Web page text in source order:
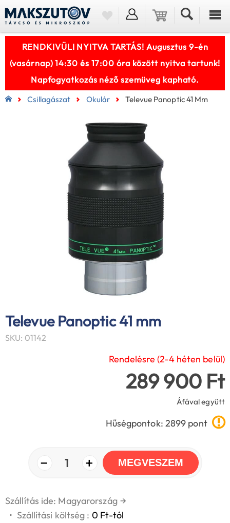
RENDKIVÜLI NYITVA TARTÁS! Augusztus 9-én
(vasárnap) 14:30 és 17:00 óra között nyitva tartunk!
Napfogyatkozás néző szemüveg kapható.
Csillagászat Okulár Televue Panoptic 41 Mm
Televue Panoptic 41 mm
SKU: 01142
Rendelésre (2-4 héten belül)
289 900 Ft
Áfával együtt
Hűségpontok: 2899 pont
− 1 + MEGVESZEM
Szállítás ide: Magyarország →
• Szállítási költség : 0 Ft-tól